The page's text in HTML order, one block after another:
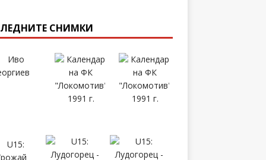
СНИМКИ